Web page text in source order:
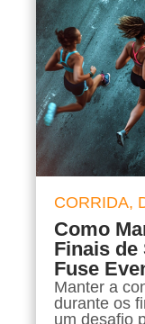
CORRIDA,
Como
Finais de
Fuse
Manter a
durante os
um desafio